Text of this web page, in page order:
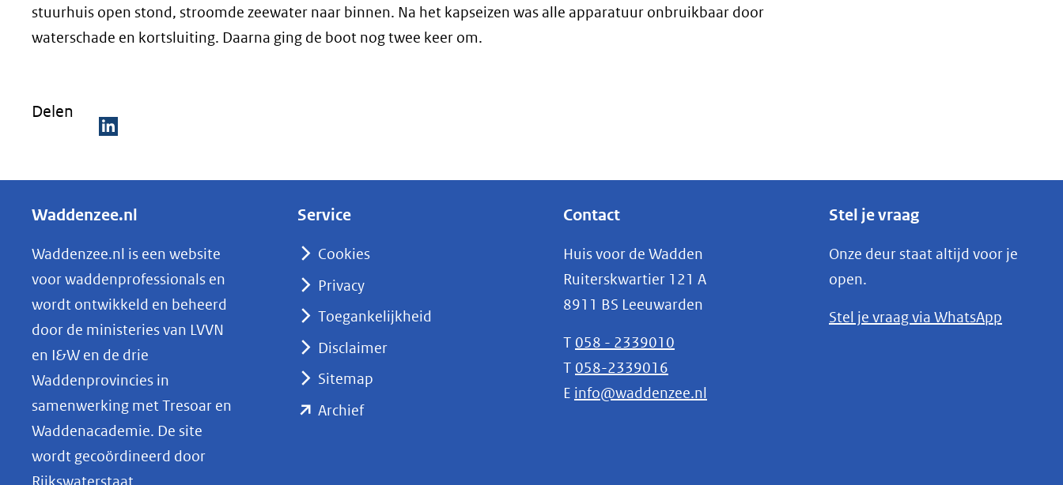
stuurhuis open stond, stroomde zeewater naar binnen. Na het kapseizen was alle apparatuur onbruikbaar door
waterschade en kortsluiting. Daarna ging de boot nog twee keer om.
Delen
e
e
n
o
p
L
k
e
d
I
Waddenzee.nl
Waddenzee.nl is een website
voor waddenprofessionals en
wordt ontwikkeld en beheerd
door de ministeries van LVVN
en I&W en de drie
Waddenprovincies in
samenwerking met Tresoar en
Waddenacademie. De site
wordt gecoördineerd door
Service
Cookies
Privacy
Toegankelijkheid
Disclaimer
Sitemap
Archief(opent
Contact
Huis voor de Wadden
Ruiterskwartier 121 A
8911 BS Leeuwarden
T 058 - 2339010
T 058-2339016
E info@waddenzee.nl
Stel je vraag
Onze deur staat altijd voor je
open.
Stel je vraag via WhatsApp